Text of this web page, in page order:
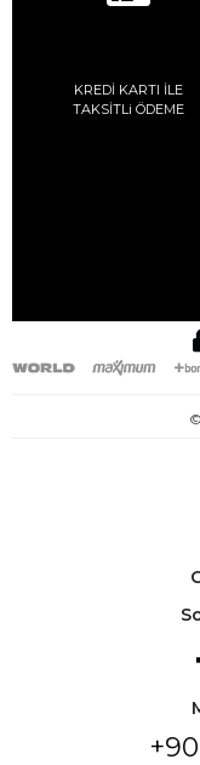
KREDİ KARTI İLE
TAKSİTLi ÖDEME